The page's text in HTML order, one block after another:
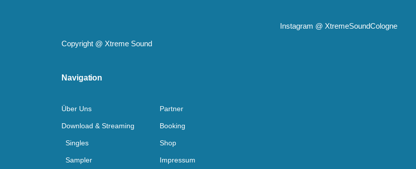
Instagram @ XtremeSoundCologne
Copyright @ Xtreme Sound
Navigation
Über Uns
Download & Streaming
Singles
Sampler
Partner
Booking
Shop
Impressum